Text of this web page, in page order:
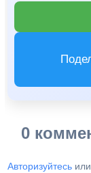
0
Авторизуйтесь